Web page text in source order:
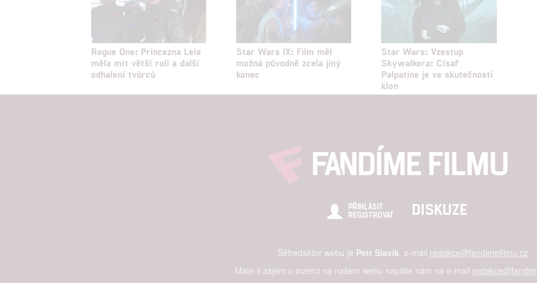
Rogue One: Princezna Leia
měla mít větší roli a další
odhalení tvůrců
Star Wars IX: Film měl
možná původně zcela jiný
konec
Star Wars: Vzestup
Skywalkera: Císař
Palpatine je ve skutečnosti
klon
PŘIHLÁSIT
REGISTROVAT
DISKUZE
Šéfredaktor webu je Petr Slavík , e-mail redakce@fandimefilmu.cz
Máte-li zájem o inzerci na našem webu napište nám na e-mail